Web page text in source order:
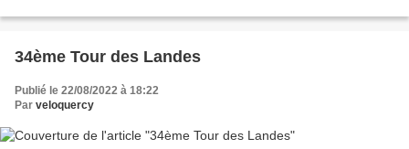
34ème Tour des Landes
Publié le 22/08/2022 à 18:22
Par veloquercy